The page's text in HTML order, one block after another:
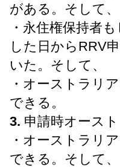
がある。そして、
・永住権保持者
した日からRRV
いた。そして、
・オーストラリ
できる。
3. 申請時オース
・オーストラリ
できる。そして、